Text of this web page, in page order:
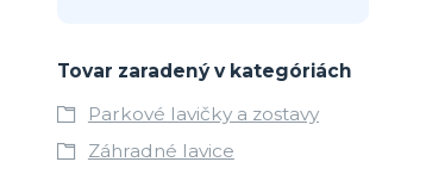
Tovar zaradený v kategóriách
Parkové lavičky a zostavy
Záhradné lavice